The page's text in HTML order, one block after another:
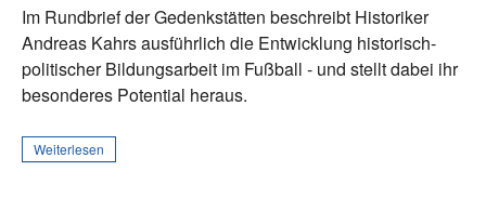
Im Rundbrief der Gedenkstätten beschreibt Historiker
Andreas Kahrs ausführlich die Entwicklung historisch-
politischer Bildungsarbeit im Fußball - und stellt dabei ihr
besonderes Potential heraus.
Weiterlesen